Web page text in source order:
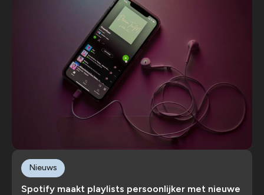
Spotify maakt playlists persoonlijker met nieuwe
Nieuws